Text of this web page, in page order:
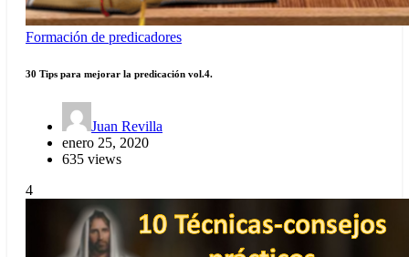
Formación de predicadores
30 Tips para mejorar la predicación vol.4.
Juan Revilla
enero 25, 2020
635 views
4